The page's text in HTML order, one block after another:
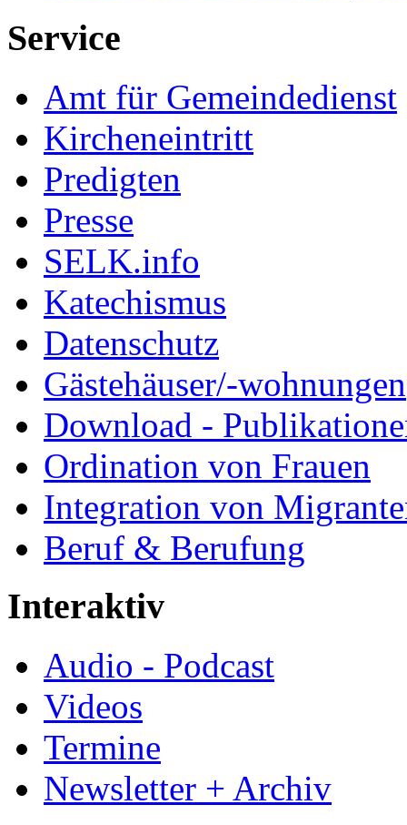
Service
Amt für Gemeindedienst
Kircheneintritt
Predigten
Presse
SELK.info
Katechismus
Datenschutz
Gästehäuser/-wohnungen
Download -
Ordination von Frauen
Integration von
Beruf & Berufung
Interaktiv
Audio - Podcast
Videos
Termine
Newsletter + Archiv